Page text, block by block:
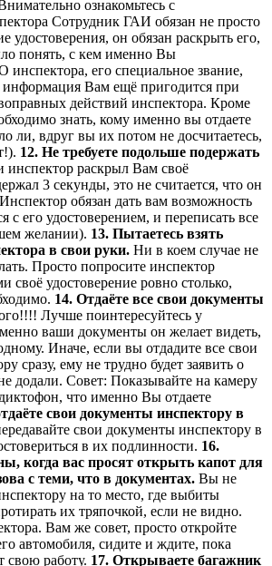
ознакомьтесь с
Сотрудник ГАИ обязан не просто
удостоверения, он обязан раскрыть его,
понять, с кем именно Вы
инспектора, его специальное звание,
информация Вам ещё пригодится при
действий инспектора. Кроме
знать, кому именно вы отдаете
ли, вдруг вы их потом не досчитаетесь,
12. Не требуете подольше подержать
инспектор раскрыл Вам своё
3 секунды, это не считается, что он
обязан дать вам возможность
с его удостоверением, и переписать все
желании). 13. Пытаетесь взять
в свои руки. Ни в коем случае не
Просто попросите инспектор
своё удостоверение ровно столько,
14. Отдаёте все свои документы
Лучше поинтересуйтесь у
ваши документы он желает видеть,
Иначе, если вы отдадите все свои
сразу, ему не трудно будет заявить о
додали. Совет: Показывайте на камеру
что именно Вы отдаете
свои документы инспектору в
свои документы инспектору в
в их подлинности. 16.
когда вас просят открыть капот для
с теми, что в документах. Вы не
на то место, где выбиты
их тряпочкой, если не видно.
Вам же совет, просто откройте
автомобиля, сидите и ждите, пока
свою работу. 17. Открываете багажник